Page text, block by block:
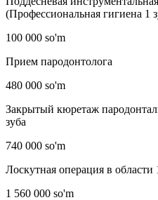
(Профессиональная гигиена 1
100 000 so'm
Прием пародонтолога
480 000 so'm
Закрытый кюретаж
зуба
740 000 so'm
Лоскутная операция в области
1 560 000 so'm